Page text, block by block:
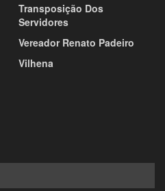
Transposição Dos
Servidores
Vereador Renato Padeiro
Vilhena